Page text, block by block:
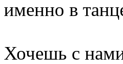
именно в
Хочешь с